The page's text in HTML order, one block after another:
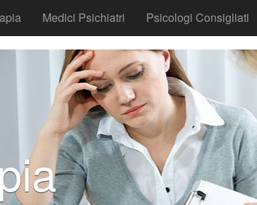
Medici Psichiatri Psicologi Consigliati